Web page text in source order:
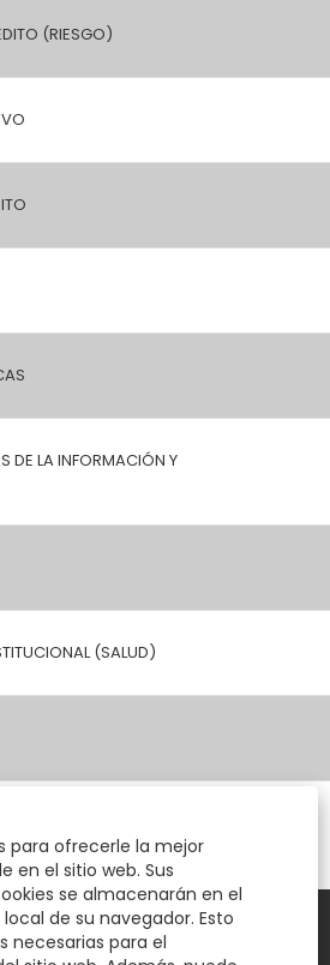
para ofrecerle la mejor
en el sitio web. Sus
se almacenarán en el
de su navegador. Esto
necesarias para el
(RIESGO)
DE LA INFORMACIÓN Y
(SALUD)